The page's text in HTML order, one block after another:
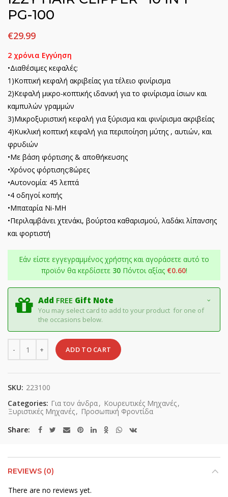
PG-100
€29.99
2 χρόνια Εγγύηση
•Διαθέσιμες κεφαλές:
1)Κοπτική κεφαλή ακριβείας για τέλειο φινίρισμα
2)Κεφαλή μικρο-κοπτικής ιδανική για το φινίρισμα ίσιων και
καμπυλών γραμμών
3)Μικροξυριστική κεφαλή για ξύρισμα και φινίρισμα ακριβείας
4)Κυκλική κοπτική κεφαλή για περιποίηση μύτης , αυτιών, και
φρυδιών
•Με βάση φόρτισης & αποθήκευσης
•Χρόνος φόρτισης:8ώρες
•Αυτονομία: 45 λεπτά
•4 οδηγοί κοπής
•Μπαταρία Ni-MH
•Περιλαμβάνει χτενάκι, βούρτσα καθαρισμού, λαδάκι λίπανσης
και φορτιστή
Εάν είστε εγγεγραμμένος χρήστης και αγοράσετε αυτό το
προϊόν θα κερδίσετε 30Πόντοι αξίας €0.60!
Add FREE Gift Note
You may select card to add to your product for one of
the occasions below.
ADD TO CART
SKU: 223100
Categories: Για τον άνδρα, Κουρευτικές Μηχανές,
Ξυριστικές Μηχανές, Προσωπική Φροντίδα
Share
REVIEWS (0)
There are no reviews yet.